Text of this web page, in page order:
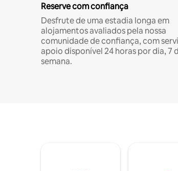
Reserve com confiança
Desfrute de uma estadia longa em
alojamentos avaliados pela nossa
comunidade de confiança, com
apoio disponível 24 horas por dia, 7
semana.